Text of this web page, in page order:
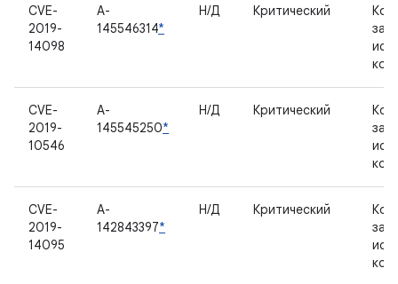
CVE-
2019-
14098
A-
145546314*
Н/Д Критический
CVE-
2019-
10546
A-
145545250*
Н/Д Критический
CVE-
2019-
14095
A-
142843397*
Н/Д Критический